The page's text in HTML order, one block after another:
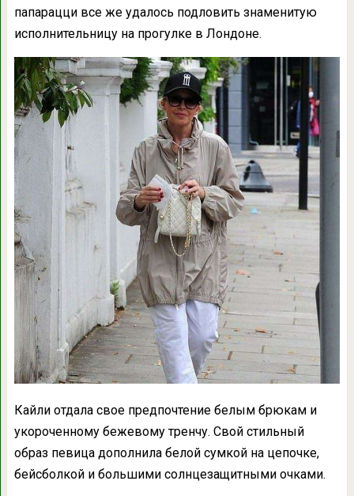
папарацци все же удалось подловить знаменитую
исполнительницу на прогулке в Лондоне.
Кайли отдала свое предпочтение белым брюкам и
укороченному бежевому тренчу. Свой стильный
образ певица дополнила белой сумкой на цепочке,
бейсболкой и большими солнцезащитными очками.